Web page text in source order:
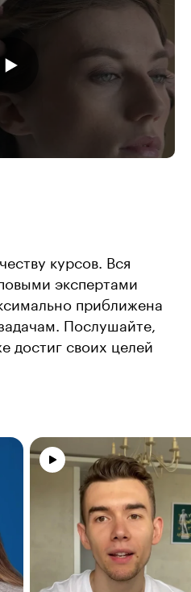
курсов. Вся
экспертами
приближена
Послушайте,
достиг своих целей